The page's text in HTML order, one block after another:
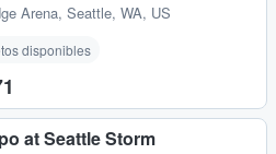
Arena, Seattle, WA, US
disponibles
at Seattle Storm